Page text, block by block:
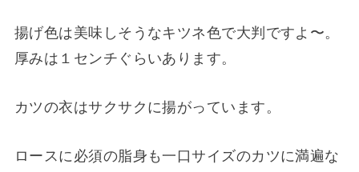
揚げ色は美味しそうなキツネ色で大判ですよ〜。
厚みは１センチぐらいあります。
カツの衣はサクサクに揚がっています。
ロースに必須の脂身も一口サイズのカツに満遍な